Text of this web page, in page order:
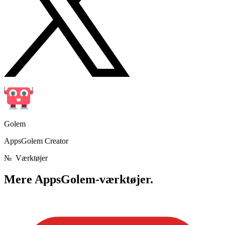
Golem
AppsGolem Creator
№ Værktøjer
Mere AppsGolem-værktøjer.